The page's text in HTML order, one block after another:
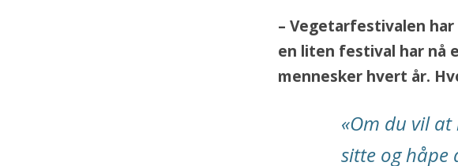
– Vegetarfestivalen
en liten festival har nå
mennesker hvert år.
«Om du vil at
sitte og håpe